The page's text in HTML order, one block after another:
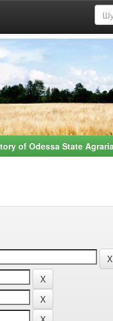
of Odessa State